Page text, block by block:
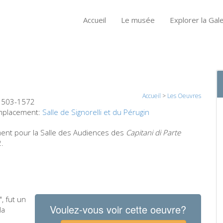
Accueil Le musée Explorer la
Accueil > Les Oeuvres
1572
Salle de Signorelli et du Pérugin
pour la Salle des Audiences des Capitani di Parte
Voulez-vous voir cette oeuvre?
fut un